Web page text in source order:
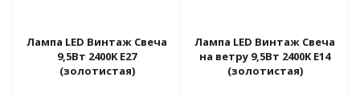
Лампа LED Винтаж Свеча
9,5Вт 2400K E27
(золотистая)
Лампа LED Винтаж Свеча
на ветру 9,5Вт 2400K E14
(золотистая)